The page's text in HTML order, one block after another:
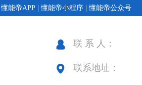
懂能帝APP | 懂能帝小程序 | 懂能帝公众号
联 系 人：
联系地址：